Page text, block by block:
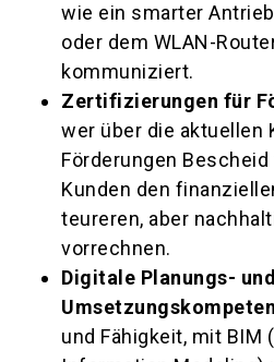
wie ein smarter
oder dem WLAN-
kommuniziert.
Zertifizierungen für
wer über die aktuellen
Förderungen Bescheid
Kunden den
teureren, aber
vorrechnen.
Digitale Planungs- und
und Fähigkeit, mit BIM